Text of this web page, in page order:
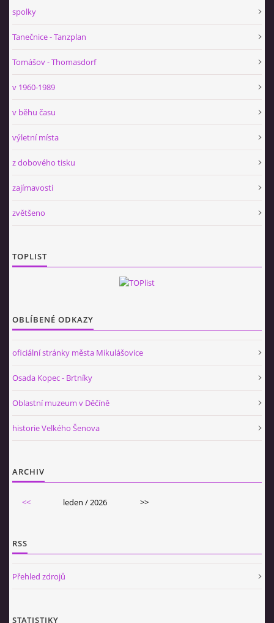
spolky
Tanečnice - Tanzplan
Tomášov - Thomasdorf
v 1960-1989
v běhu času
výletní místa
z dobového tisku
zajímavosti
zvětšeno
TOPLIST
OBLÍBENÉ ODKAZY
oficiální stránky města Mikulášovice
Osada Kopec - Brtníky
Oblastní muzeum v Děčíně
historie Velkého Šenova
ARCHIV
<< leden / 2026 >>
RSS
Přehled zdrojů
STATISTIKY